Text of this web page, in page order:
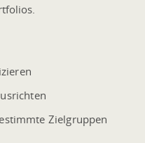
Zielgruppen